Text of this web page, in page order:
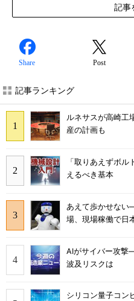
記事
Share Post
記事ランキング
ルネサスが高崎工
産の計画も
「取りあえずボ
えるべき基本
あえて歩かせな
場、現場稼働で日
AIがサイバー攻撃
波及リスクは
シリコン量子コン